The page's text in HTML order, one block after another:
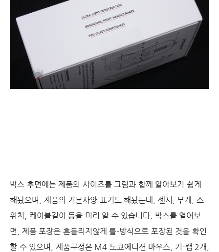
박스 후면에는 제품의 사이즈를 그림과 함께 알아보기 쉽게
해놨으며, 제품의 기본사양 표기도 해놨는데, 센서, 무게, 스
위치, 케이블길이 등을 미리 알 수 있습니다. 박스를 열어보
면, 제품 포장은 흔들리지않게 틀-방식으로 포장된 것을 확인
할 수 있으며, 제품구성은 M4 도쿄에디션 마우스, 키-캡 2개,